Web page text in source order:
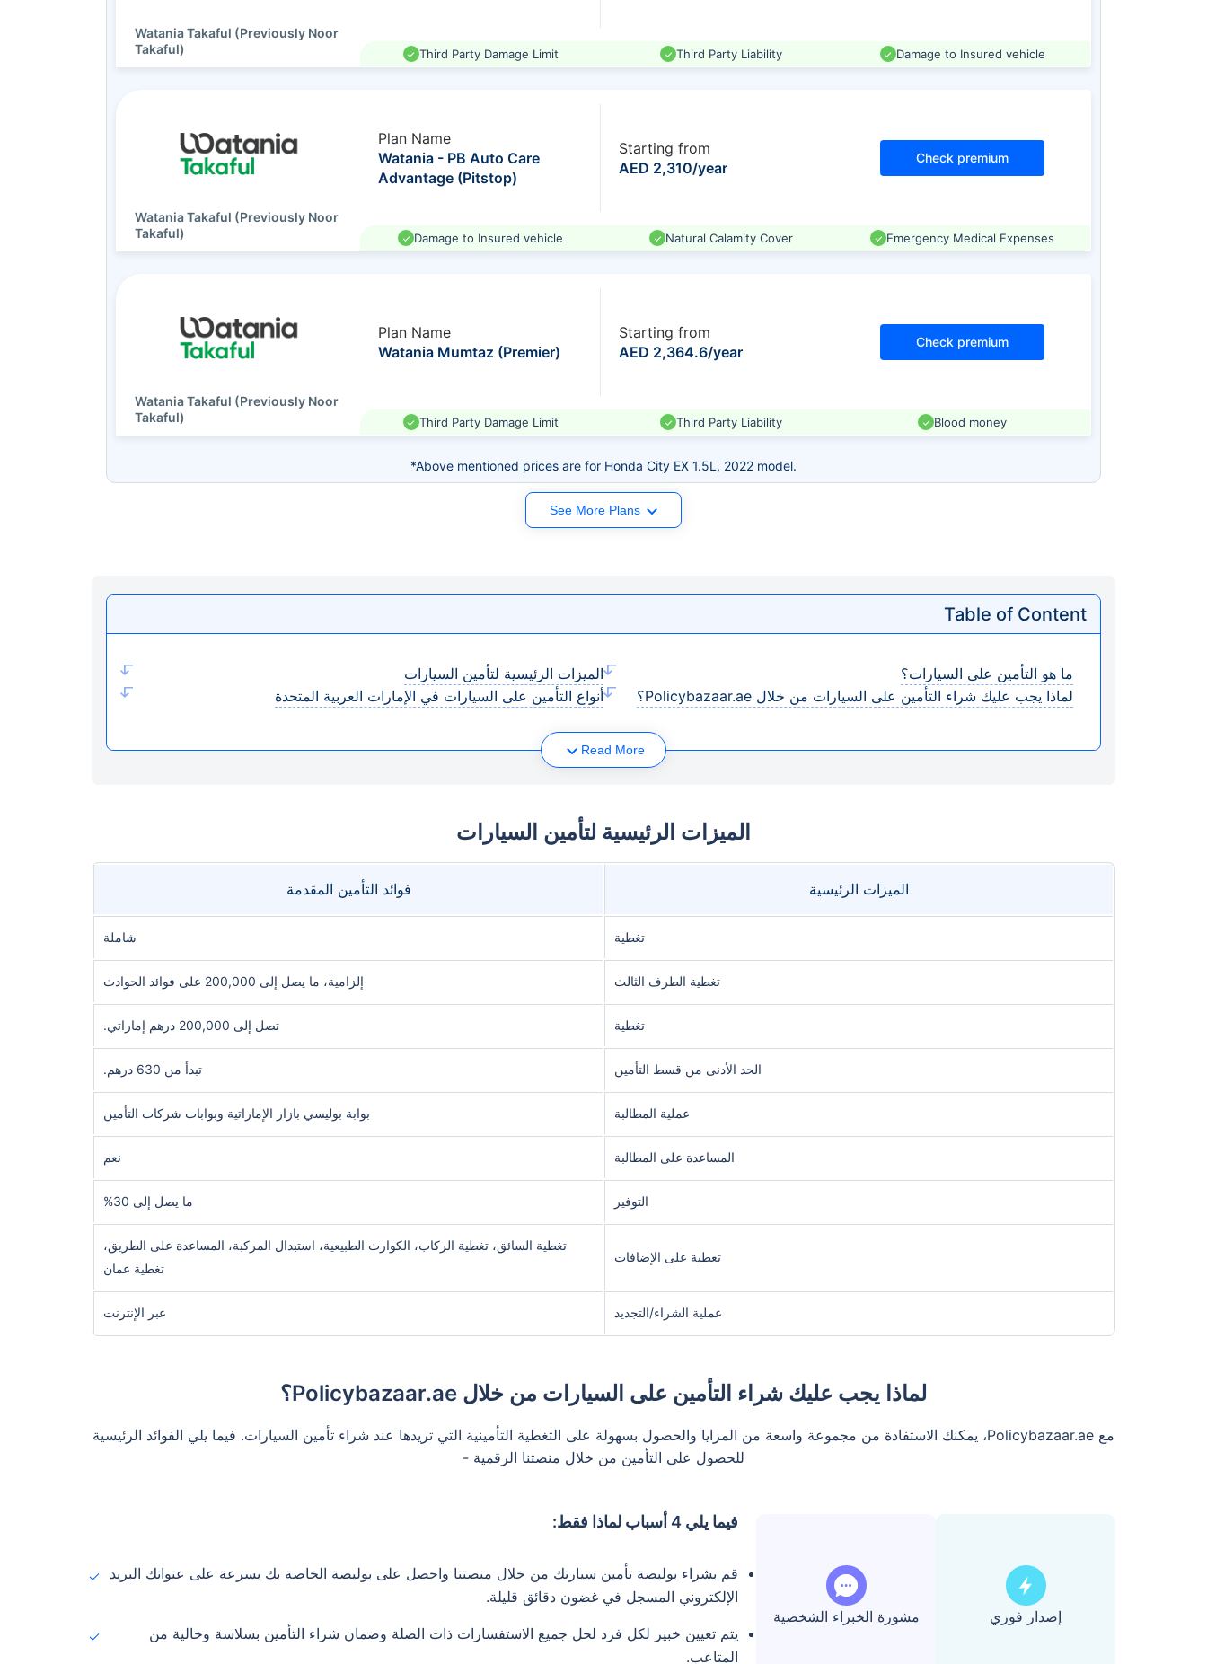
Watania Takaful (Previously Noor
Takaful)
Third Party Damage Limit Third Party Liability Damage to Insured vehicle
Watania Takaful (Previously Noor
Takaful)
Plan Name
Watania - PB Auto Care
Advantage (Pitstop)
Starting from
AED 2,310/year
Check premium
Damage to Insured vehicle Natural Calamity Cover Emergency Medical Expenses
Watania Takaful (Previously Noor
Takaful)
Plan Name
Watania Mumtaz (Premier)
Starting from
AED 2,364.6/year
Check premium
Third Party Damage Limit Third Party Liability Blood money
*Above mentioned prices are for Honda City EX 1.5L, 2022 model.
See More Plans
Table of Content
ما هو التأمين على السيارات؟
الميزات الرئيسية لتأمين السيارات
لماذا يجب عليك شراء التأمين على السيارات من خلال Policybazaar.ae؟
أنواع التأمين على السيارات في الإمارات العربية المتحدة
Read More
الميزات الرئيسية لتأمين السيارات
الميزات الرئيسية فوائد التأمين المقدمة
تغطية شاملة
تغطية الطرف الثالث إلزامية، ما يصل إلى 200,000 على فوائد الحوادث
تغطية تصل إلى 200,000 درهم إماراتي.
الحد الأدنى من قسط التأمين تبدأ من 630 درهم.
عملية المطالبة بوابة بوليسي بازار الإماراتية وبوابات شركات التأمين
المساعدة على المطالبة نعم
التوفير ما يصل إلى 30%
تغطية على الإضافات
تغطية السائق، تغطية الركاب، الكوارث الطبيعية، استبدال المركبة، المساعدة على الطريق،
تغطية عمان
عملية الشراء/التجديد عبر الإنترنت
لماذا يجب عليك شراء التأمين على السيارات من خلال Policybazaar.ae؟
مع Policybazaar.ae، يمكنك الاستفادة من مجموعة واسعة من المزايا والحصول بسهولة على التغطية التأمينية التي تريدها عند شراء تأمين السيارات. فيما يلي الفوائد الرئيسية
للحصول على التأمين من خلال منصتنا الرقمية -
إصدار فوري مشورة الخبراء الشخصية
فيما يلي 4 أسباب لماذا فقط:
قم بشراء بوليصة تأمين سيارتك من خلال منصتنا واحصل على بوليصة الخاصة بك بسرعة على عنوانك البريد
الإلكتروني المسجل في غضون دقائق قليلة.
يتم تعيين خبير لكل فرد لحل جميع الاستفسارات ذات الصلة وضمان شراء التأمين بسلاسة وخالية من
المتاعب.